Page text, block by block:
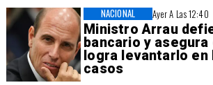
Ayer A Las 12:40
Ministro Arrau
bancario y
logra levantarlo en
casos
NACIONAL